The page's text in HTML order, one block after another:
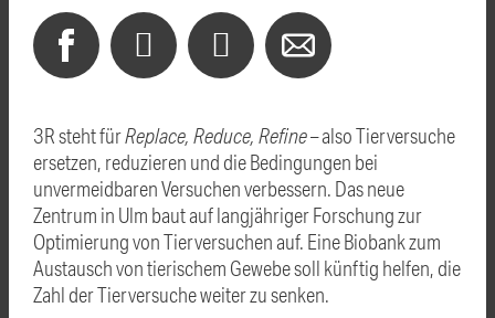
3R steht fürReplace, Reduce, Refine– also Tierversuche
ersetzen, reduzieren und die Bedingungen bei
unvermeidbaren Versuchen verbessern. Das neue
Zentrum in Ulm baut auf langjähriger Forschung zur
Optimierung von Tierversuchen auf. Eine Biobank zum
Austausch von tierischem Gewebe soll künftig helfen, die
Zahl der Tierversuche weiter zu senken.